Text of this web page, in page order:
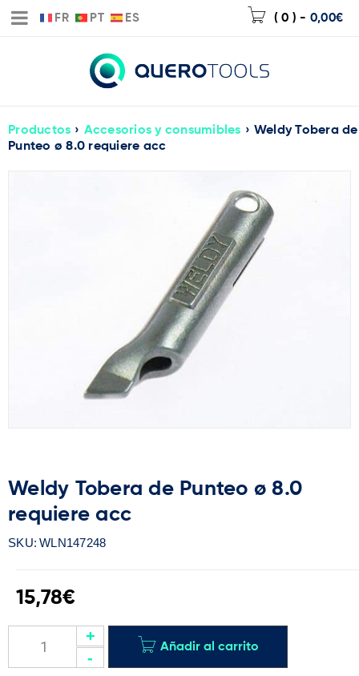
FR PT ES ( 0 ) - 0,00€
Productos › Accesorios y consumibles › Weldy Tobera de
Punteo ø 8.0 requiere acc
Weldy Tobera de Punteo ø 8.0
requiere acc
SKU: WLN147248
15,78€
Añadir al carrito